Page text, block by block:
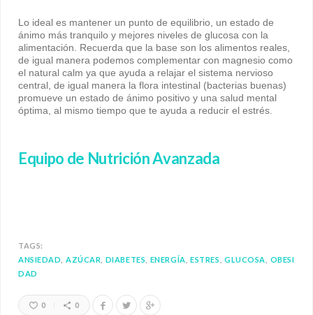
Lo ideal es mantener un punto de equilibrio, un estado de
ánimo más tranquilo y mejores niveles de glucosa con la
alimentación. Recuerda que la base son los alimentos reales,
de igual manera podemos complementar con magnesio como
el natural calm ya que ayuda a relajar el sistema nervioso
central, de igual manera la flora intestinal (bacterias buenas)
promueve un estado de ánimo positivo y una salud mental
óptima, al mismo tiempo que te ayuda a reducir el estrés.
Equipo de Nutrición Avanzada
TAGS:
ANSIEDAD
AZÚCAR DIABETES ENERGÍA ESTRES GLUCOSA
OBESI
DAD
0 0